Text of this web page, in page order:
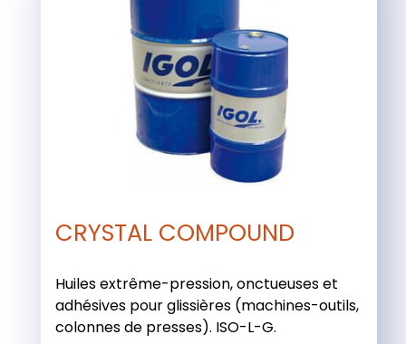
CRYSTAL COMPOUND
Huiles extrême-pression, onctueuses et
adhésives pour glissières (machines-outils,
colonnes de presses). ISO-L-G.